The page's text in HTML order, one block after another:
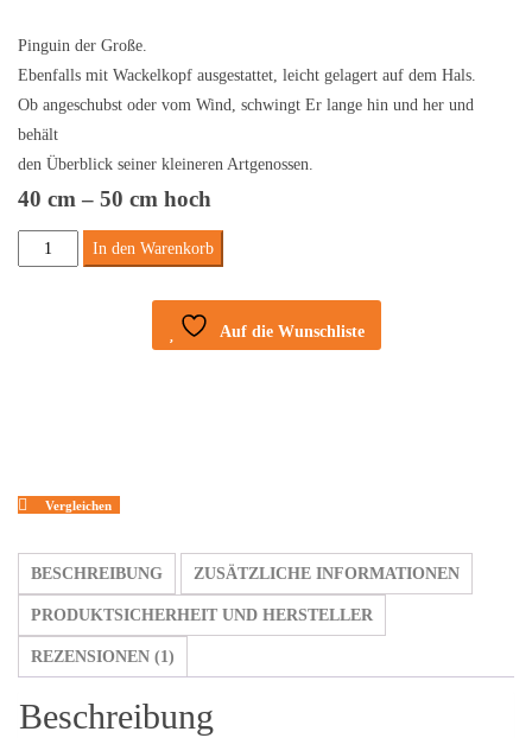
basierend auf
Pinguin der Große.
Ebenfalls mit Wackelkopf ausgestattet, leicht gelagert auf dem Hals.
Ob angeschubst oder vom Wind, schwingt Er lange hin und her und
behält
den Überblick seiner kleineren Artgenossen.
40 cm – 50 cm hoch
Stein
In den Warenkorb
Auf die Wunschliste
Vergleichen
BESCHREIBUNG ZUSÄTZLICHE INFORMATIONEN
PRODUKTSICHERHEIT UND HERSTELLER
REZENSIONEN (1)
Beschreibung